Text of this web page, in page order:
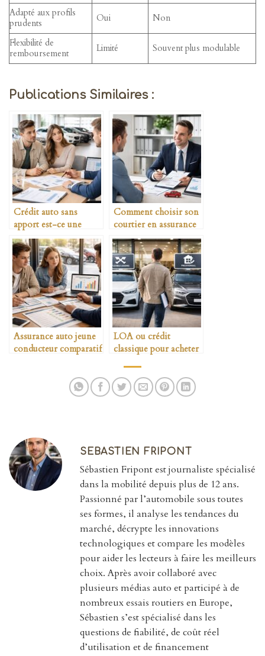
Adapté aux profils
prudents
Oui Non
Flexibilité de
remboursement
Limité Souvent plus modulable
Publications Similaires :
Crédit auto sans
apport est-ce une
bonne idée
Comment choisir son
courtier en assurance
auto
Assurance auto jeune
conducteur comparatif
LOA ou crédit
classique pour acheter
SEBASTIEN FRIPONT
Sébastien Fripont est journaliste spécialisé
dans la mobilité depuis plus de 12 ans.
Passionné par l’automobile sous toutes
ses formes, il analyse les tendances du
marché, décrypte les innovations
technologiques et compare les modèles
pour aider les lecteurs à faire les meilleurs
choix. Après avoir collaboré avec
plusieurs médias auto et participé à de
nombreux essais routiers en Europe,
Sébastien s’est spécialisé dans les
questions de fiabilité, de coût réel
d’utilisation et de financement